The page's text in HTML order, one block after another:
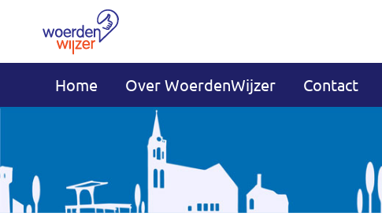
Home Over WoerdenWijzer Contact